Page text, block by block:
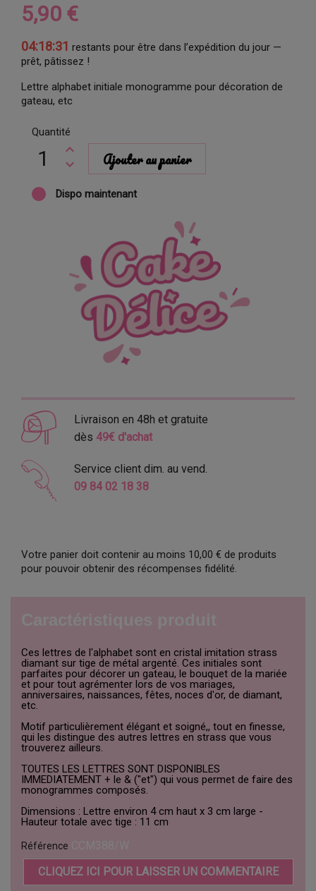
5,90 €
04:18:31 restants pour être dans l’expédition du jour —
prêt, pâtissez !
Lettre alphabet initiale monogramme pour décoration de
gateau, etc
Quantité
Ajouter au panier
Dispo maintenant
Livraison en 48h et gratuite
dès 49€ d'achat
Service client dim. au vend.
09 84 02 18 38
Votre panier doit contenir au moins 10,00 € de produits
pour pouvoir obtenir des récompenses fidélité.
Ces lettres de l'alphabet sont en cristal imitation strass
diamant sur tige de métal argenté. Ces initiales sont
parfaites pour décorer un gateau, le bouquet de la mariée
et pour tout agrémenter lors de vos mariages,
anniversaires, naissances, fêtes, noces d'or, de diamant,
etc.
Motif particulièrement élégant et soigné,, tout en finesse,
qui les distingue des autres lettres en strass que vous
trouverez ailleurs.
TOUTES LES LETTRES SONT DISPONIBLES
IMMEDIATEMENT + le & ("et") qui vous permet de faire des
monogrammes composés.
Dimensions : Lettre environ 4 cm haut x 3 cm large -
Hauteur totale avec tige : 11 cm
Référence
CLIQUEZ ICI POUR LAISSER UN COMMENTAIRE